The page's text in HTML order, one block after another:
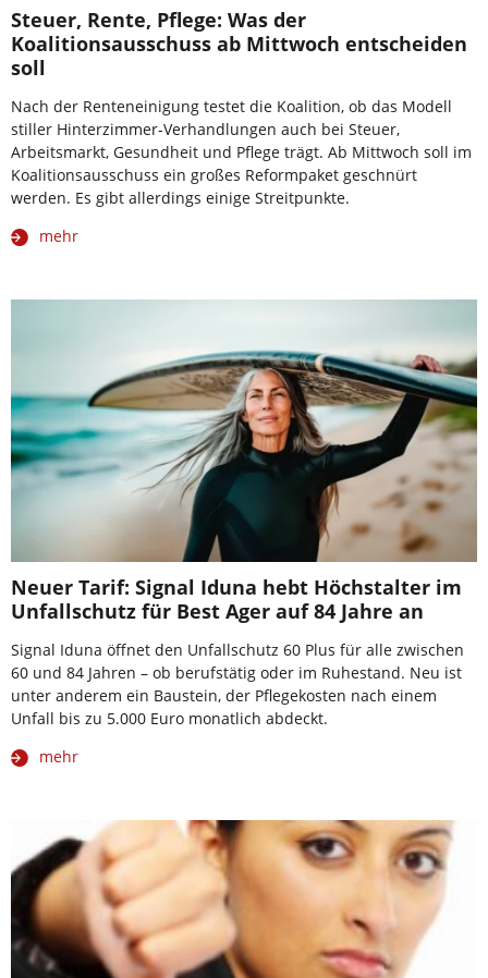
Steuer, Rente, Pflege: Was der
Koalitionsausschuss ab Mittwoch entscheiden
soll
Nach der Renteneinigung testet die Koalition, ob das Modell
stiller Hinterzimmer-Verhandlungen auch bei Steuer,
Arbeitsmarkt, Gesundheit und Pflege trägt. Ab Mittwoch soll im
Koalitionsausschuss ein großes Reformpaket geschnürt
werden. Es gibt allerdings einige Streitpunkte.
mehr
Neuer Tarif: Signal Iduna hebt Höchstalter im
Unfallschutz für Best Ager auf 84 Jahre an
Signal Iduna öffnet den Unfallschutz 60 Plus für alle zwischen
60 und 84 Jahren – ob berufstätig oder im Ruhestand. Neu ist
unter anderem ein Baustein, der Pflegekosten nach einem
Unfall bis zu 5.000 Euro monatlich abdeckt.
mehr